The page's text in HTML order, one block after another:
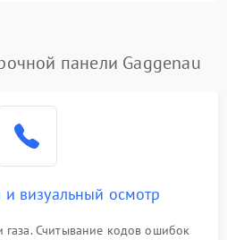
панели Gaggenau
и визуальный осмотр
газа. Считывание кодов ошибок